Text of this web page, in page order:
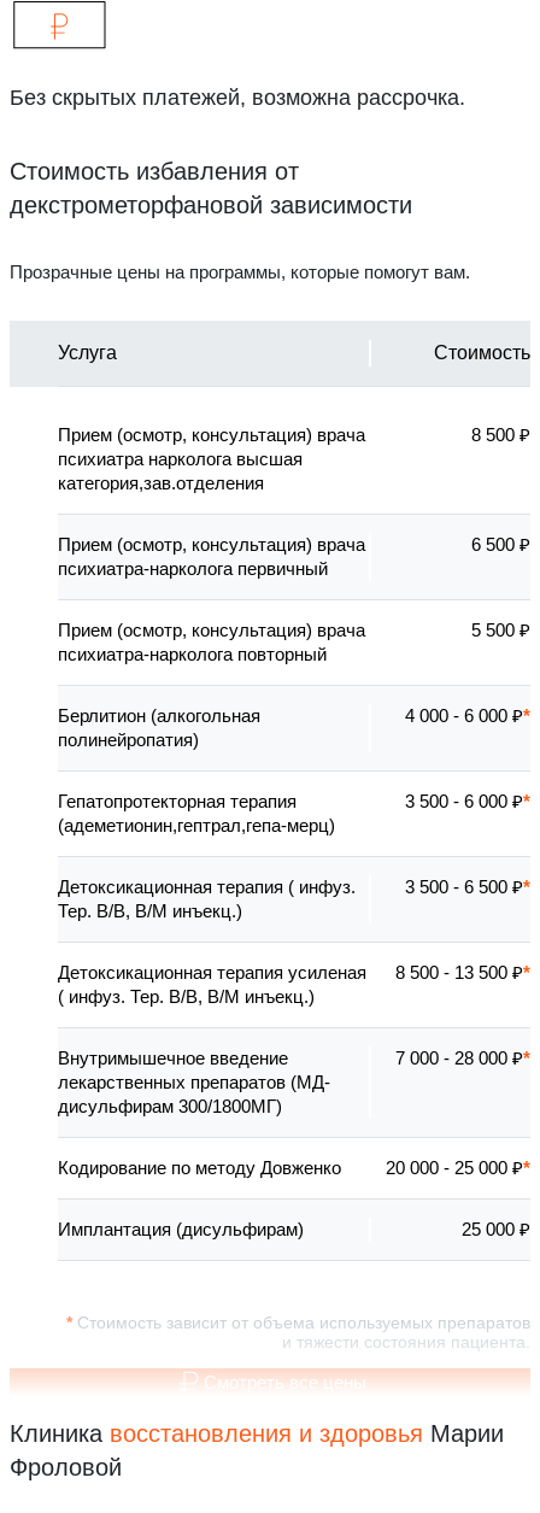
Без скрытых платежей, возможна рассрочка.
Стоимость избавления от
декстрометорфановой зависимости
Прозрачные цены на программы, которые помогут вам.
Стоимость зависит от объема используемых препаратов
и тяжести состояния пациента.
Услуга Стоимость
Прием (осмотр, консультация) врача
психиатра нарколога высшая
категория,зав.отделения
8 500 ₽
Прием (осмотр, консультация) врача
психиатра-нарколога первичный
6 500 ₽
Прием (осмотр, консультация) врача
психиатра-нарколога повторный
5 500 ₽
Берлитион (алкогольная
полинейропатия)
4 000 - 6 000 ₽
Гепатопротекторная терапия
(адеметионин,гептрал,гепа-мерц)
3 500 - 6 000 ₽
Детоксикационная терапия ( инфуз.
Тер. В/В, В/М инъекц.)
3 500 - 6 500 ₽
Детоксикационная терапия усиленая
( инфуз. Тер. В/В, В/М инъекц.)
8 500 - 13 500 ₽
Внутримышечное введение
лекарственных препаратов (МД-
дисульфирам 300/1800МГ)
7 000 - 28 000 ₽
Кодирование по методу Довженко 20 000 - 25 000 ₽
Имплантация (дисульфирам) 25 000 ₽
Смотреть все цены
Клиника восстановления и здоровья Марии
Фроловой